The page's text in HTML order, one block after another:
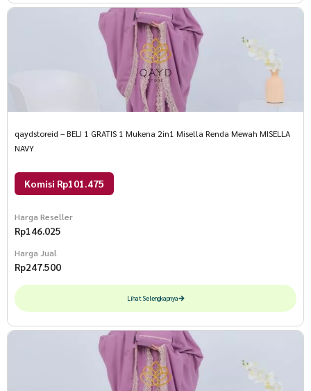
qaydstoreid – BELI 1 GRATIS 1 Mukena 2in1 Misella Renda Mewah MISELLA
NAVY
Komisi Rp101.475
Harga Reseller
Rp146.025
Harga Jual
Rp247.500
Lihat Selengkapnya